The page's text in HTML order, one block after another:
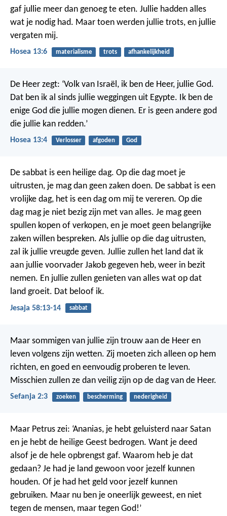
gaf jullie meer dan genoeg te eten. Jullie hadden alles
wat je nodig had. Maar toen werden jullie trots, en jullie
vergaten mij.
Hosea 13:6 materialisme trots afhankelijkheid
De Heer zegt: ‘Volk van Israël, ik ben de Heer, jullie God.
Dat ben ik al sinds jullie weggingen uit Egypte. Ik ben de
enige God die jullie mogen dienen. Er is geen andere god
die jullie kan redden.’
Hosea 13:4 Verlosser afgoden God
De sabbat is een heilige dag. Op die dag moet je
uitrusten, je mag dan geen zaken doen. De sabbat is een
vrolijke dag, het is een dag om mij te vereren. Op die
dag mag je niet bezig zijn met van alles. Je mag geen
spullen kopen of verkopen, en je moet geen belangrijke
zaken willen bespreken. Als jullie op die dag uitrusten,
zal ik jullie vreugde geven. Jullie zullen het land dat ik
aan jullie voorvader Jakob gegeven heb, weer in bezit
nemen. En jullie zullen genieten van alles wat op dat
land groeit. Dat beloof ik.
Jesaja 58:13-14 sabbat
Maar sommigen van jullie zijn trouw aan de Heer en
leven volgens zijn wetten. Zij moeten zich alleen op hem
richten, en goed en eenvoudig proberen te leven.
Misschien zullen ze dan veilig zijn op de dag van de Heer.
Sefanja 2:3 zoeken bescherming nederigheid
Maar Petrus zei: ‘Ananias, je hebt geluisterd naar Satan
en je hebt de heilige Geest bedrogen. Want je deed
alsof je de hele opbrengst gaf. Waarom heb je dat
gedaan? Je had je land gewoon voor jezelf kunnen
houden. Of je had het geld voor jezelf kunnen
gebruiken. Maar nu ben je oneerlijk geweest, en niet
tegen de mensen, maar tegen God!’